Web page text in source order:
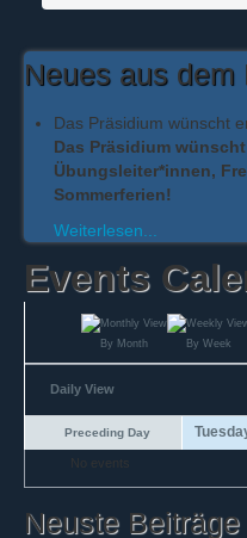
Neues aus dem
Das Präsidium wünscht
Das Präsidium
Übungsleiter*innen,
Sommerferien!
Weiterlesen...
Events
By Month By Week
Daily View
Preceding Day
No events
Neuste Beiträge